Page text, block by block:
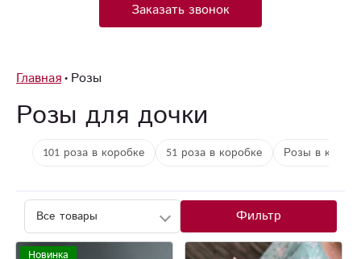
Заказать звонок
Главная Розы
Розы для дочки
101 роза в коробке 51 роза в коробке Розы в
Фильтр
Новинка